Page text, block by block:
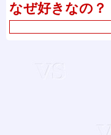
なぜ好きなの？